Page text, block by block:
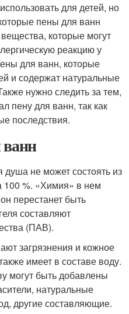
для детей, но
пены для ванн
которые могут
реакцию у
для ванн, которые
и содержат натуральные
нужно следить за тем,
пену для ванн, так как
последствия.
ванн
душа не может состоять из
100 %. «Химия» в нем
перестанет быть
составляют
(ПАВ).
загрязнения и кожное
имеет в составе воду.
могут быть добавлены
натуральные
другие составляющие.